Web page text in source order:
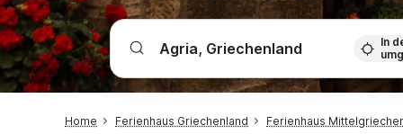
In
Home Ferienhaus Griechenland Ferienhaus